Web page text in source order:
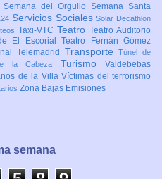
Semana del Orgullo Semana Santa
Servicios SocialesSolar Decathlon
Taxi-VTC Teatro Teatro Auditorio
El EscorialTeatro Fernán Gómez
Telemadrid TransporteTúnel de
la Cabeza Turismo Valdebebas
de la VillaVíctimas del terrorismo
Zona Bajas Emisiones
semana